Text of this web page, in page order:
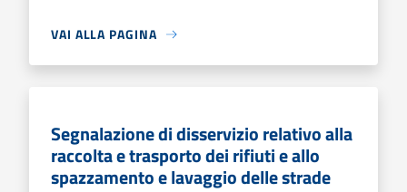
VAI ALLA PAGINA
Segnalazione di disservizio relativo alla
raccolta e trasporto dei rifiuti e allo
spazzamento e lavaggio delle strade